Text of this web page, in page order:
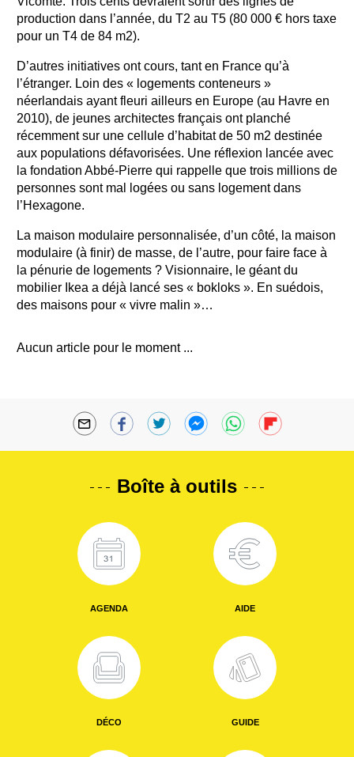
production dans l’année, du T2 au T5 (80 000 € hors taxe
pour un T4 de 84 m2).
D’autres initiatives ont cours, tant en France qu’à
l’étranger. Loin des « logements conteneurs »
néerlandais ayant fleuri ailleurs en Europe (au Havre en
2010), de jeunes architectes français ont planché
récemment sur une cellule d’habitat de 50 m2 destinée
aux populations défavorisées. Une réflexion lancée avec
la fondation Abbé-Pierre qui rappelle que trois millions de
personnes sont mal logées ou sans logement dans
l’Hexagone.
La maison modulaire personnalisée, d’un côté, la maison
modulaire (à finir) de masse, de l’autre, pour faire face à
la pénurie de logements ? Visionnaire, le géant du
mobilier Ikea a déjà lancé ses « bokloks ». En suédois,
des maisons pour « vivre malin »…
Aucun article pour le moment ...
Boîte à outils
AGENDA AIDE
DÉCO GUIDE